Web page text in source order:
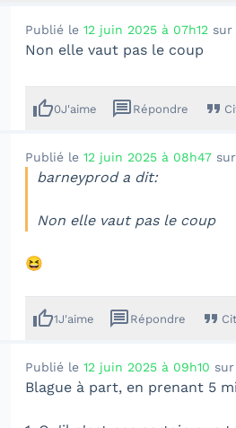
Publié le 12 juin 2025 à 07h12 sur
Non elle vaut pas le coup
thumb_up0J'aime message Répondre format_quote
Publié le 12 juin 2025 à 08h47sur
barneyprod a dit:
Non elle vaut pas le coup
😆
thumb_up1J'aime message Répondre format_quote
Publié le 12 juin 2025 à 09h10 sur
Blague à part, en prenant 5